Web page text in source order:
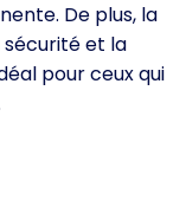
De plus, la
sécurité et la
pour ceux qui